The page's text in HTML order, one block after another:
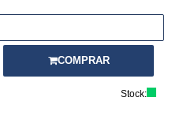
COMPRAR
Stock: